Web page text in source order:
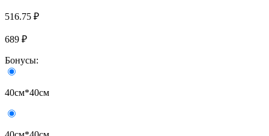
516.75 ₽
689 ₽
Бонусы:
40см*40см